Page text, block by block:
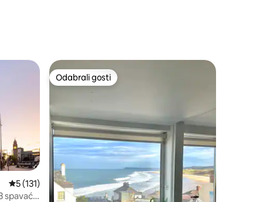
„Odabrali gosti”
Prosječna ocjena: 5/5, recenzija: 131
5 (131)
spavaće
Odabrali gosti
Odabrali gosti